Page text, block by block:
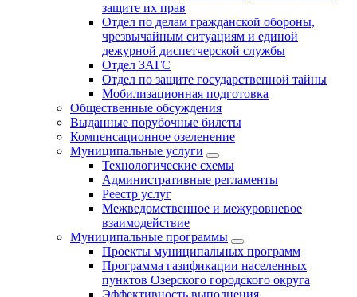
защите их прав
Отдел по делам гражданской обороны,
чрезвычайным ситуациям и единой
дежурной диспетчерской службы
Отдел ЗАГС
Отдел по защите государственной тайны
Мобилизационная подготовка
Общественные обсуждения
Выданные порубочные билеты
Компенсационное озеленение
Муниципальные услуги
Технологические схемы
Административные регламенты
Реестр услуг
Межведомственное и межуровневое
взаимодействие
Муниципальные программы
Проекты муниципальных программ
Программа газификации населенных
пунктов Озерского городского округа